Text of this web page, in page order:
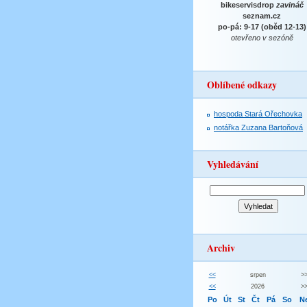
bikeservisdrop zavináč
seznam.cz
po-pá: 9-17 (oběd 12-13)
otevřeno v sezóně
Oblíbené odkazy
hospoda Stará Ořechovka
notářka Zuzana Bartoňová
Vyhledávání
Archiv
<< srpen
>>
<<
2026 >>
Po Út St Čt Pá So